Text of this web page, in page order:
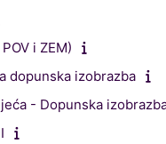
i ZEM)
dopunska izobrazba
- Dopunska